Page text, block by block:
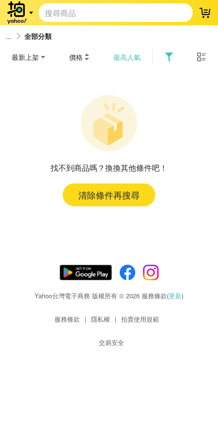
登
全部分類
最新上架 價格 最高人氣
找不到商品嗎？換換其他條件吧！
清除條件再搜尋
Yahoo台灣電子商務 版權所有 © 2026 服務條款(更新)
服務條款 | 隱私權 | 拍賣使用規範
交易安全